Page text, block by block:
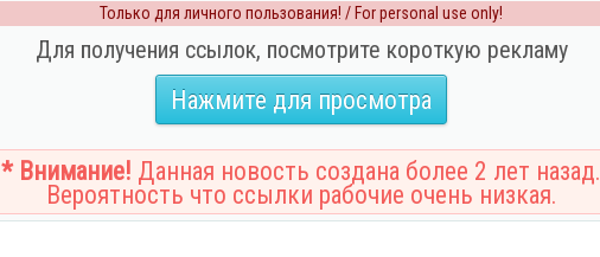
Только для личного пользования! / For personal use only!
Для получения ссылок, посмотрите короткую рекламу
Нажмите для просмотра
* Внимание! Данная новость создана более 2 лет назад.
Вероятность что ссылки рабочие очень низкая.